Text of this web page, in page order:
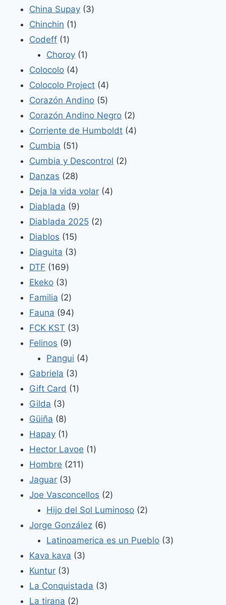
productos
China Supay 33
Chinchin 11
Codeff 11
producto
Choroy 11
Colocolo 44
productos
Colocolo Project 44
productos
Corazón Andino 55
productos
Corazón Andino Negro 22
productos
Corriente de Humboldt 44
Cumbia 5151
productos
Cumbia y Descontrol 22
Danzas 2828
productos
Deja la vida volar 44
Diablada 99
productos
Diablada 2025 22
Diablos 1515
productos
Diaguita 33
DTF 169169
productos
Ekeko 33
productos
Familia 22
productos
Fauna 9494
productos
FCK KST 33
Felinos 99
productos
Pangui 44
Gabriela 33
productos
Gift Card 11
Gilda 33
productos
Güiña 88
productos
Hapay 11
producto
Hector Lavoe 11
Hombre 211211
Jaguar 33
productos
Joe Vasconcellos 22
productos
Hijo del Sol Luminoso 22
Jorge González 66
productos
Latinoamerica es un Pueblo 33
Kava kava 33
Kuntur 33
productos
La Conquistada 33
La tirana 22